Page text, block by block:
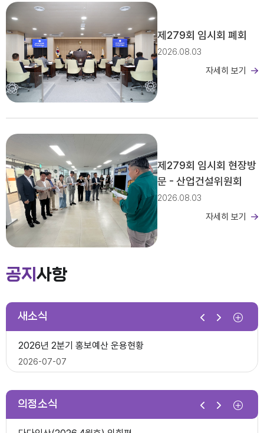
2026년 2분기 홍보예산 운용현황
제279회 익산시의회(임시회) 의사일정(안)
제279회 익산시의회 임시회 집회공고
제278회 익산시의회 임시회 의사일정(안)
제279회 임시회 폐회
2026.08.03
자세히 보기
제279회 임시회 현장방
문 - 산업건설위원회
2026.08.03
자세히 보기
공지 사항
새소식
2026-03-26
2026년 2분기 홍보예산 운용현황
2026-07-07
의정소식
다다익산(2025.12월호) 의회편
2025-12-03